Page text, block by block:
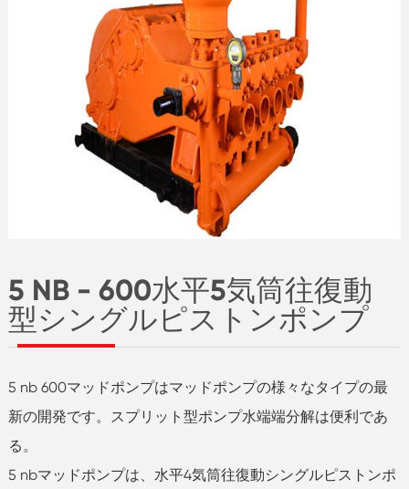
5 NB - 600水平5気筒往復動
型シングルピストンポンプ
5 nb 600マッドポンプはマッドポンプの様々なタイプの最
新の開発です。スプリット型ポンプ水端端分解は便利であ
る。
5 nbマッドポンプは、水平4気筒往復動シングルピストンポ